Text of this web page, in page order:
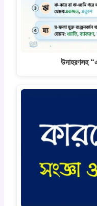
উদাহরণসহ